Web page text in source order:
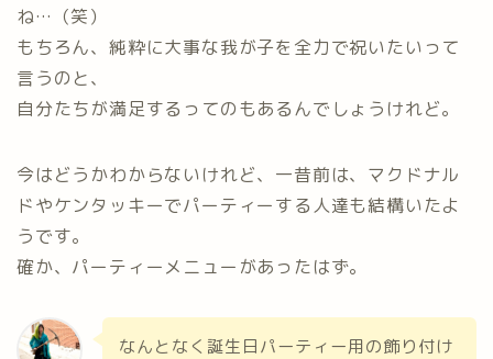
ね…（笑）
もちろん、純粋に大事な我が子を全力で祝いたいって
言うのと、
自分たちが満足するってのもあるんでしょうけれど。
今はどうかわからないけれど、一昔前は、マクドナル
ドやケンタッキーでパーティーする人達も結構いたよ
うです。
確か、パーティーメニューがあったはず。
なんとなく誕生日パーティー用の飾り付け